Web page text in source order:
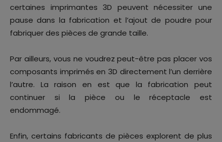
certaines imprimantes 3D peuvent nécessiter une
pause dans la fabrication et l’ajout de poudre pour
fabriquer des pièces de grande taille.
Par ailleurs, vous ne voudrez peut-être pas placer vos
composants imprimés en 3D directement l’un derrière
l’autre. La raison en est que la fabrication peut
continuer si la pièce ou le réceptacle est
endommagé.
Enfin, certains fabricants de pièces explorent de plus